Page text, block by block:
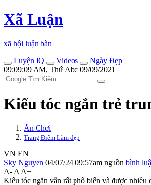
Xã Luận
xã hội luận bàn
Luyện IQ
Videos
Ngày Đẹp
09:09:09 AM, Thứ Abc 09/09/2021
Kiểu tóc ngắn trẻ
Ăn Chơi
Trang Điểm Làm đẹp
VN EN
Sky Nguyen 04/07/24 09:57am nguồn bình
A- A A+
Kiểu tóc ngắn vẫn rất phổ biến và được nhiều